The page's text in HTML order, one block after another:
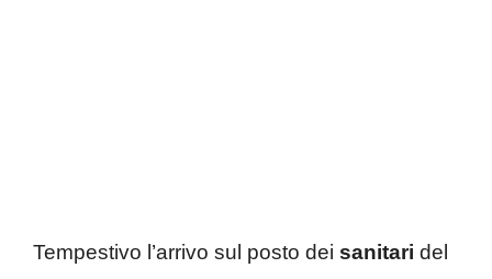
Tempestivo l’arrivo sul posto dei sanitari del